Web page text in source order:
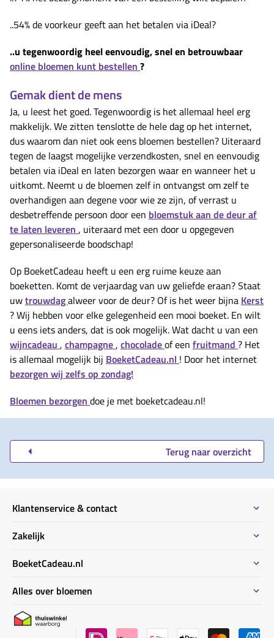
..54% de voorkeur geeft aan het betalen via iDeal?
..u tegenwoordig heel eenvoudig, snel en betrouwbaar
online bloemen kunt bestellen ?
Gemak dient de mens
Ja, u leest het goed. Tegenwoordig is het allemaal heel erg
makkelijk. We zitten tenslotte de hele dag op het internet,
dus waarom dan niet ook eens bloemen bestellen? Uiteraard
tegen de laagst mogelijke verzendkosten, snel en eenvoudig
betalen via iDeal en laten bezorgen waar en wanneer het u
uitkomt. Neemt u de bloemen zelf in ontvangst om zelf te
overhandigen aan degene voor wie ze zijn, of verrast u
desbetreffende persoon door een bloemstuk aan de deur af
te laten leveren , uiteraard met een door u opgegeven
gepersonaliseerde boodschap!
Op BoeketCadeau heeft u een erg ruime keuze aan
boeketten. Komt de verjaardag van uw geliefde eraan? Staat
uwtrouwdagalweer voor de deur? Of is het weer bijna Kerst
? Wij hebben voor elke gelegenheid een mooi boeket. En wilt
u eens iets anders, dat is ook mogelijk. Wat dacht u van een
wijncadeau , champagne, chocoladeof een fruitmand ? Het
is allemaal mogelijk bij BoeketCadeau.nl ! Door het internet
bezorgen wij zelfs op zondag!
Bloemen bezorgen doe je met boeketcadeau.nl!
Terug naar overzicht
Klantenservice & contact
Contact
Bestellen & Betalen
Bezorginformatie
Garantie & klachten
Zakelijk
Bestel informatie zakelijk
Duurzaam
Privacy
BoeketCadeau.nl
Waarom BoeketCadeau.nl
BoeketCadeau winkel
Alles over bloemen
Kennisbank bloemen ABC
Bloemen verzorgingstips